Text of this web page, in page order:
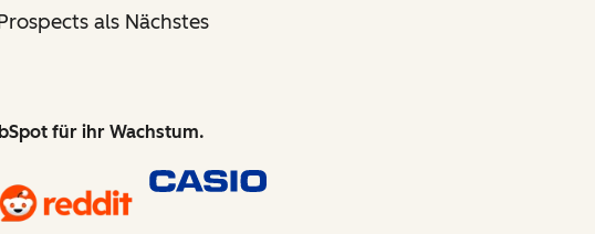
als Nächstes
für ihr Wachstum.